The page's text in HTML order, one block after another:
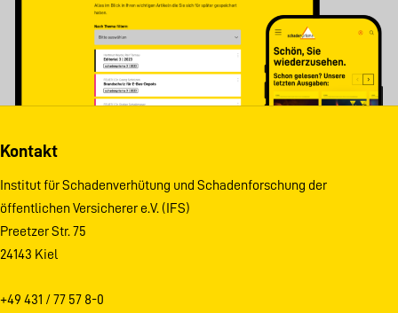
Kontakt
Institut für Schadenverhütung und Schadenforschung der
öffentlichen Versicherer e.V. (IFS)
Preetzer Str. 75
24143 Kiel
+49 431 / 77 57 8-0